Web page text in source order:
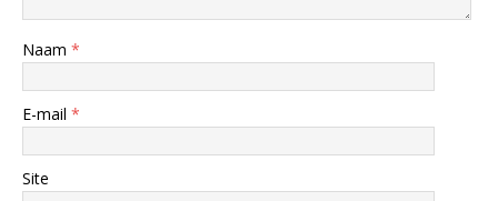
Naam *
E-mail *
Site